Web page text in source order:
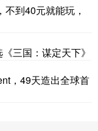
到40元就能玩，
三国：谋定天下》
，49天造出全球首